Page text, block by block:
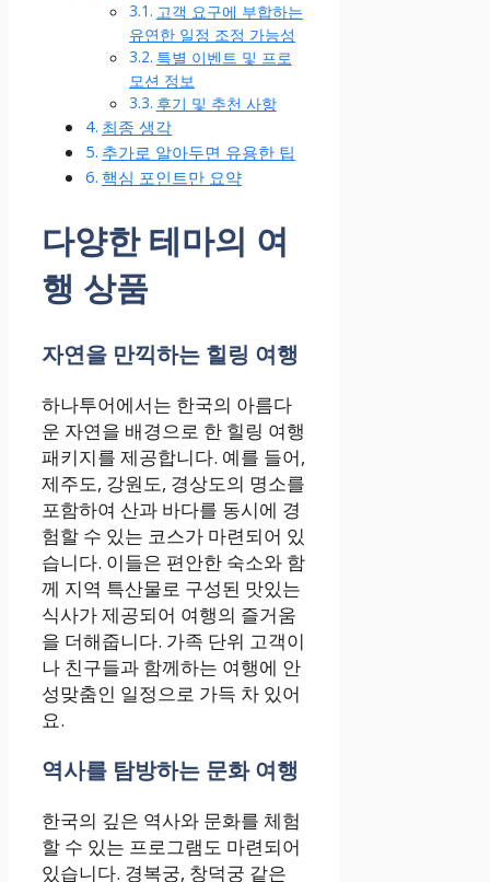
고객 요구에 부합하는
유연한 일정 조정 가능성
특별 이벤트 및 프로
모션 정보
후기 및 추천 사항
최종 생각
추가로 알아두면 유용한 팁
핵심 포인트만 요약
다양한 테마의 여
행 상품
자연을 만끽하는 힐링 여행
하나투어에서는 한국의 아름다
운 자연을 배경으로 한 힐링 여행
패키지를 제공합니다. 예를 들어,
제주도, 강원도, 경상도의 명소를
포함하여 산과 바다를 동시에 경
험할 수 있는 코스가 마련되어 있
습니다. 이들은 편안한 숙소와 함
께 지역 특산물로 구성된 맛있는
식사가 제공되어 여행의 즐거움
을 더해줍니다. 가족 단위 고객이
나 친구들과 함께하는 여행에 안
성맞춤인 일정으로 가득 차 있어
요.
역사를 탐방하는 문화 여행
한국의 깊은 역사와 문화를 체험
할 수 있는 프로그램도 마련되어
있습니다. 경복궁, 창덕궁 같은